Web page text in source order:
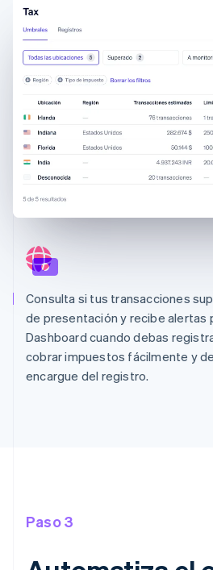
Consulta si tus transacciones
de presentación y recibe alertas
Dashboard cuando debas
cobrar impuestos fácilmente y
encargue del registro.
Paso 3